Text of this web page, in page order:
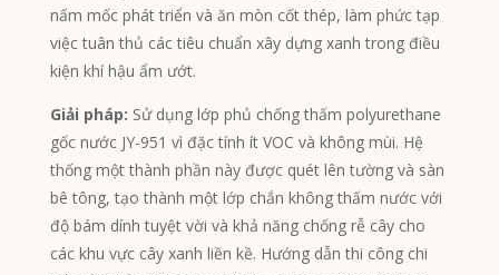
nấm mốc phát triển và ăn mòn cốt thép, làm phức tạp
việc tuân thủ các tiêu chuẩn xây dựng xanh trong điều
kiện khí hậu ẩm ướt.
Giải pháp: Sử dụng lớp phủ chống thấm polyurethane
gốc nước JY-951 vì đặc tính ít VOC và không mùi. Hệ
thống một thành phần này được quét lên tường và sàn
bê tông, tạo thành một lớp chắn không thấm nước với
độ bám dính tuyệt vời và khả năng chống rễ cây cho
các khu vực cây xanh liền kề. Hướng dẫn thi công chi
Czech
Welsh
Danish
Lower Sorbian
Basque